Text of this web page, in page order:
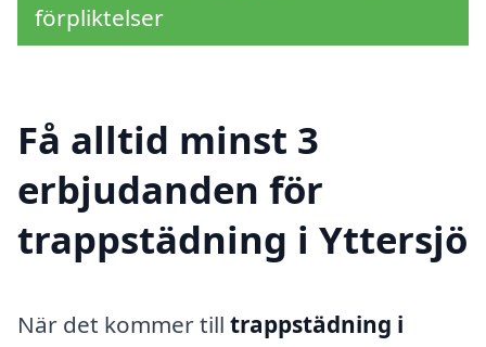
förpliktelser
Få alltid minst 3
erbjudanden för
trappstädning i Yttersjö
När det kommer till trappstädning i